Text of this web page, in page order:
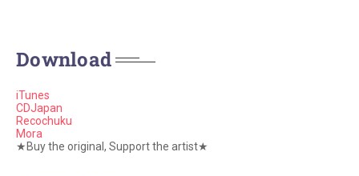
Download
iTunes
CDJapan
Recochuku
Mora
★Buy the original, Support the artist★